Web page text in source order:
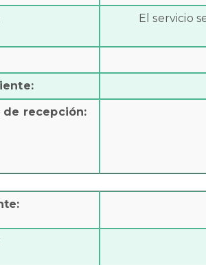
El servicio
de recepción: